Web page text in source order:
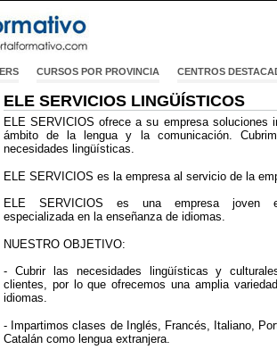
CURSOS POR PROVINCIA CENTROS
ELE SERVICIOS LINGÜÍSTICOS
ELE SERVICIOS ofrece a su empresa soluciones
ámbito de la lengua y la comunicación.
necesidades lingüísticas.
ELE SERVICIOS es la empresa al servicio de la
ELE SERVICIOS es una empresa joven e
especializada en la enseñanza de idiomas.
NUESTRO OBJETIVO:
- Cubrir las necesidades lingüísticas y
clientes, por lo que ofrecemos una amplia
idiomas.
- Impartimos clases de Inglés, Francés, Italiano,
Catalán como lengua extranjera.